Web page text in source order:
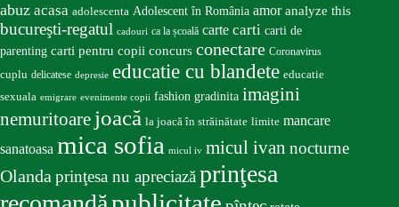
abuz acasa adolescenta Adolescent în România amor analyze this
bucureşti-regatul cadouri ca la școală carte carti carti de
parenting carti pentru copii concurs conectare Coronavirus
cuplu delicatese depresie educatie cu blandete educatie
sexuala emigrare evenimente copii fashion gradinita imagini
nemuritoare joacă la joacă în străinătate limite mancare
sanatoasa mica sofia micul iv micul ivan nocturne
Olandaprinţesa nu apreciazăprinţesa